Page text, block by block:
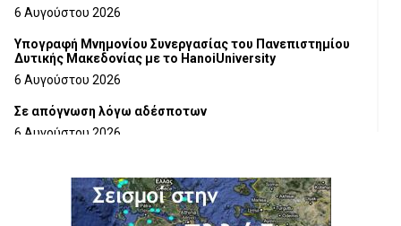
6 Αυγούστου 2026
Υπογραφή Μνημονίου Συνεργασίας του Πανεπιστημίου
Δυτικής Μακεδονίας με το HanoiUniversity
6 Αυγούστου 2026
Σε απόγνωση λόγω αδέσποτων
6 Αυγούστου 2026
6 Αυγούστου 2026
Ολοκληρώνεται η ασφαλτόστρωση της οδού Περιβόλι –